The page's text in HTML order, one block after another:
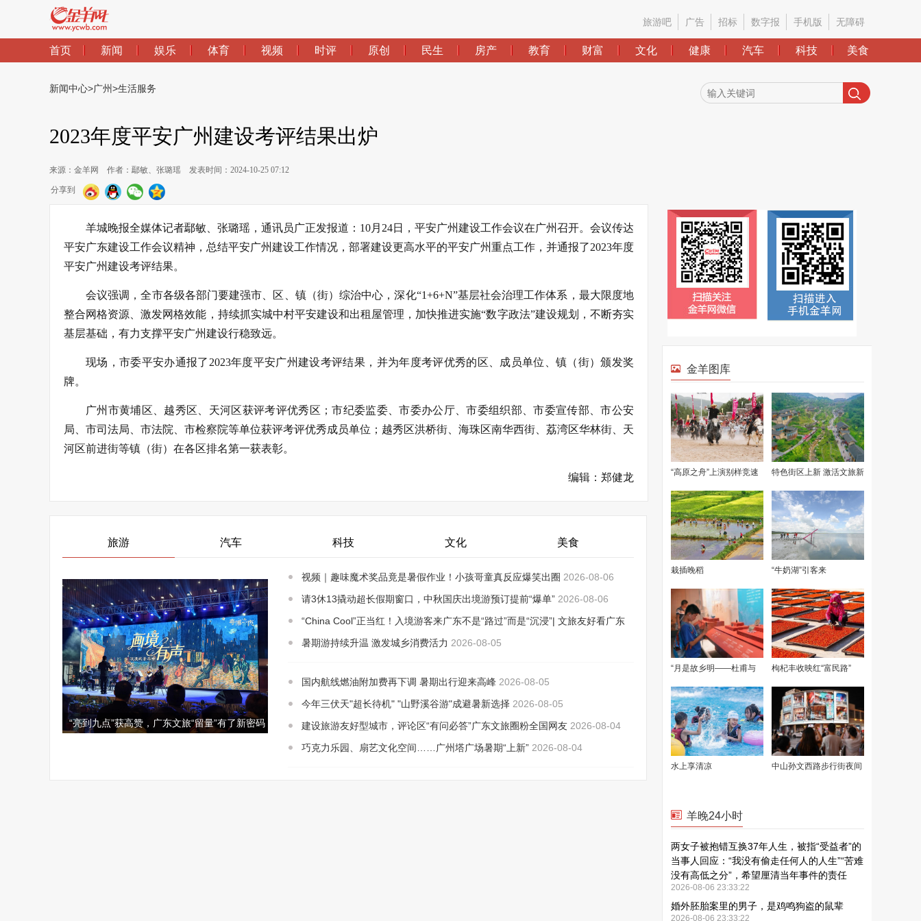
旅游吧 广告 招标 数字报 手机版 无障碍
首页 新闻 娱乐 体育 视频 时评 原创 民生 房产 教育 财富 文化 健康 汽车 科技 美食
新闻中心>广州>生活服务
2023年度平安广州建设考评结果出炉
来源：金羊网 作者：鄢敏、张璐瑶 发表时间：2024-10-25 07:12
分享到
羊城晚报全媒体记者鄢敏、张璐瑶，通讯员广正发报道：10月24日，平安广州建设工作会议在广州召开。会议传达
平安广东建设工作会议精神，总结平安广州建设工作情况，部署建设更高水平的平安广州重点工作，并通报了2023年度
平安广州建设考评结果。
会议强调，全市各级各部门要建强市、区、镇（街）综治中心，深化“1+6+N”基层社会治理工作体系，最大限度地
整合网格资源、激发网格效能，持续抓实城中村平安建设和出租屋管理，加快推进实施“数字政法”建设规划，不断夯实
基层基础，有力支撑平安广州建设行稳致远。
现场，市委平安办通报了2023年度平安广州建设考评结果，并为年度考评优秀的区、成员单位、镇（街）颁发奖
牌。
广州市黄埔区、越秀区、天河区获评考评优秀区；市纪委监委、市委办公厅、市委组织部、市委宣传部、市公安
局、市司法局、市法院、市检察院等单位获评考评优秀成员单位；越秀区洪桥街、海珠区南华西街、荔湾区华林街、天
河区前进街等镇（街）在各区排名第一获表彰。
编辑：郑健龙